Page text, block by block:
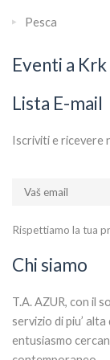
Pesca
Eventi a Krk
Lista E-mail
Iscriviti e ricevere
Rispettiamo la tua
Chi siamo
T.A. AZUR, con il
servizio di piu’ alta
entusiasmo